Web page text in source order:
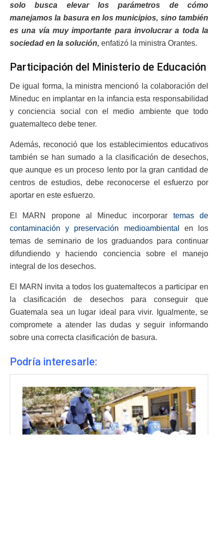
solo busca elevar los parámetros de cómo
manejamos la basura en los municipios, sino también
es una vía muy importante para involucrar a toda la
sociedad en la solución, enfatizó la ministra Orantes.
Participación del Ministerio de Educación
De igual forma, la ministra mencionó la colaboración del
Mineduc en implantar en la infancia esta responsabilidad
y conciencia social con el medio ambiente que todo
guatemalteco debe tener.
Además, reconoció que los establecimientos educativos
también se han sumado a la clasificación de desechos,
que aunque es un proceso lento por la gran cantidad de
centros de estudios, debe reconocerse el esfuerzo por
aportar en este esfuerzo.
El MARN propone al Mineduc incorporar temas de
contaminación y preservación medioambiental
en los
temas de seminario de los graduandos para continuar
difundiendo y haciendo conciencia sobre el manejo
integral de los desechos.
El MARN invita a todos los guatemaltecos a participar en
la clasificación de desechos para conseguir que
Guatemala sea un lugar ideal para vivir. Igualmente, se
compromete a atender las dudas y seguir informando
sobre una correcta clasificación de basura.
Podría interesarle: